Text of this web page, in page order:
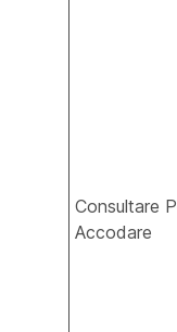
Consultare
Accodare